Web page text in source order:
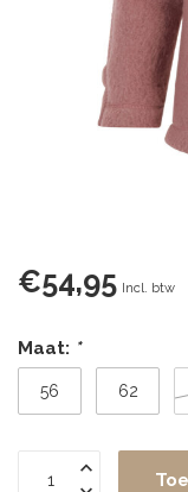
€54,95 Incl. btw
Maat: *
56 62